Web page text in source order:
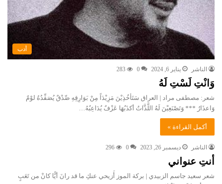
أدب
الناشر يناير 6, 2024 0
283
وَانْتِ لَسْتِ لَهُ
شعر: مصطفى مراد | العراق سَتَأخُذِيْنَ مَزِيْدَاً مِنْ بَوَارِقِهِ صِّدْقٌ يُصَفِّدُهُ لوْمٌ
وَاعذَارُ *** وَتَصْنَعِيْنَ لَهُ اللَّذَّاتُ أكذَبُهَا عَزْفٌ يُدَاعِبُهُ…
أكمل القراءة »
الناشر ديسمبر 26, 2023 0
296
أنتِ عنواني
شعر سعيد جاسم الزبيدي | بركة الموز أَزيحي عنكِ ما قد رانَ أيًّا كانْ من تَعَبٍ